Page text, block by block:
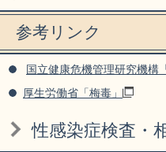
参考リンク
国立健康危機管理研究機構
厚生労働省「梅毒」
性感染症検査・